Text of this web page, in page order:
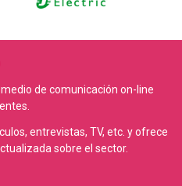
medio de comunicación on-line
entrevistas, TV, etc. y ofrece
sobre el sector.